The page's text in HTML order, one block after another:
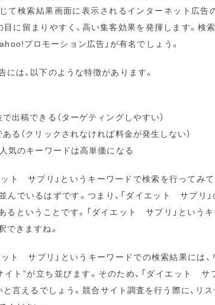
て検索結果画面に表示されるインターネット広告
目に留まりやすく、高い集客効果を発揮します。検
プロモーション広告」が有名でしょう。
には、以下のような特徴があります。
で出稿できる（ターゲティングしやすい）
ある（クリックされなければ料金が発生しない）
人気のキーワードは高単価になる
ット サプリ」というキーワードで検索を行ってみ
んでいるはずです。つまり、「ダイエット サプリ
るということです。「ダイエット サプリ」という
できますね。
ット サプリ」というキーワードでの検索結果には
イト”が立ち並びます。そのため、「ダイエット
と言えるでしょう。競合サイト調査を行う際に、リ